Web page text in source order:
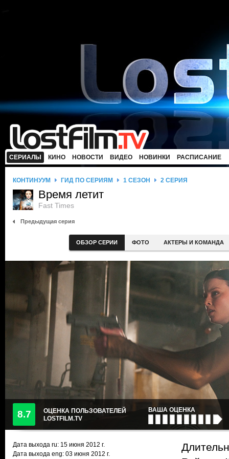
СЕРИАЛЫ КИНО НОВОСТИ ВИДЕО НОВИНКИ РАСПИСАНИЕ
КОНТИНУУМ ГИД ПО СЕРИЯМ 1 СЕЗОН 2 СЕРИЯ
Время летит
Fast Times
Предыдущая серия
ОБЗОР СЕРИИ ФОТО АКТЕРЫ И КОМАНДА
8.7
ОЦЕНКА ПОЛЬЗОВАТЕЛЕЙ
LOSTFILM.TV
ВАША ОЦЕНКА
Дата выхода ru: 15 июня 2012 г.
Дата выхода eng: 03 июня 2012 г.